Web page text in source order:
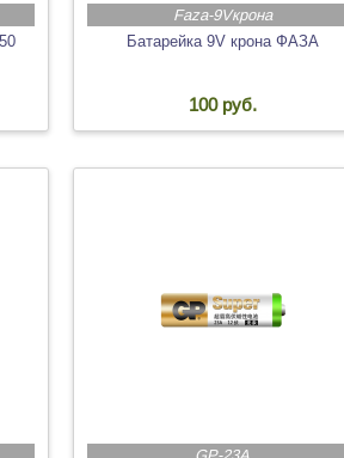
Faza-9Vкрона
Батарейка 9V крона ФАЗА
100 руб.